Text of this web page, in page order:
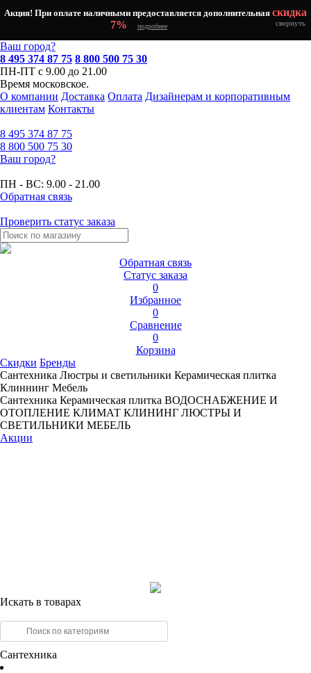
Акция! При оплате наличными предоставляется дополнительная скидка
7%
подробнее свернуть
Ваш город?
8 495 374 87 75 8 800 500 75 30
ПН-ПТ с 9.00 до 21.00
Время московское.
О компании Доставка Оплата Дизайнерам и корпоративным
клиентам Контакты
8 495 374 87 75
8 800 500 75 30
Ваш город?
ПН - ВС: 9.00 - 21.00
Обратная связь
Проверить статус заказа
Обратная связь
Статус заказа
0
Избранное
0
Сравнение
0
Корзина
Скидки Бренды
Сантехника Люстры и светильники Керамическая плитка
Клиннинг Мебель
Сантехника Керамическая плитка ВОДОСНАБЖЕНИЕ И
ОТОПЛЕНИЕ КЛИМАТ КЛИНИНГ ЛЮСТРЫ И
СВЕТИЛЬНИКИ МЕБЕЛЬ
Акции
Искать в товарах
Сантехника